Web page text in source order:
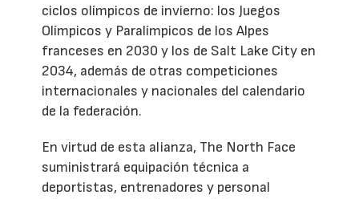
ciclos olímpicos de invierno: los Juegos
Olímpicos y Paralímpicos de los Alpes
franceses en 2030 y los de Salt Lake City en
2034, además de otras competiciones
internacionales y nacionales del calendario
de la federación.
En virtud de esta alianza, The North Face
suministrará equipación técnica a
deportistas, entrenadores y personal